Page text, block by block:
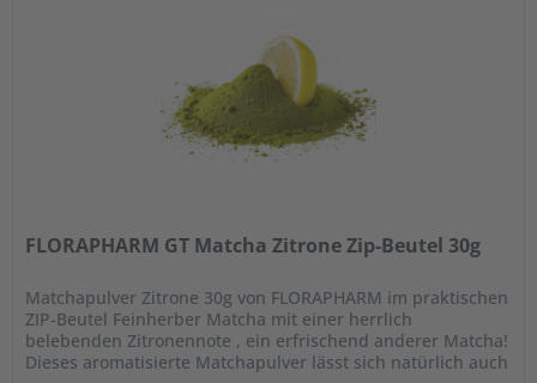
FLORAPHARM GT Matcha Zitrone Zip-Beutel 30g
Matchapulver Zitrone 30g von FLORAPHARM im praktischen
ZIP-Beutel Feinherber Matcha mit einer herrlich
belebenden Zitronennote , ein erfrischend anderer Matcha!
Dieses aromatisierte Matchapulver lässt sich natürlich auch